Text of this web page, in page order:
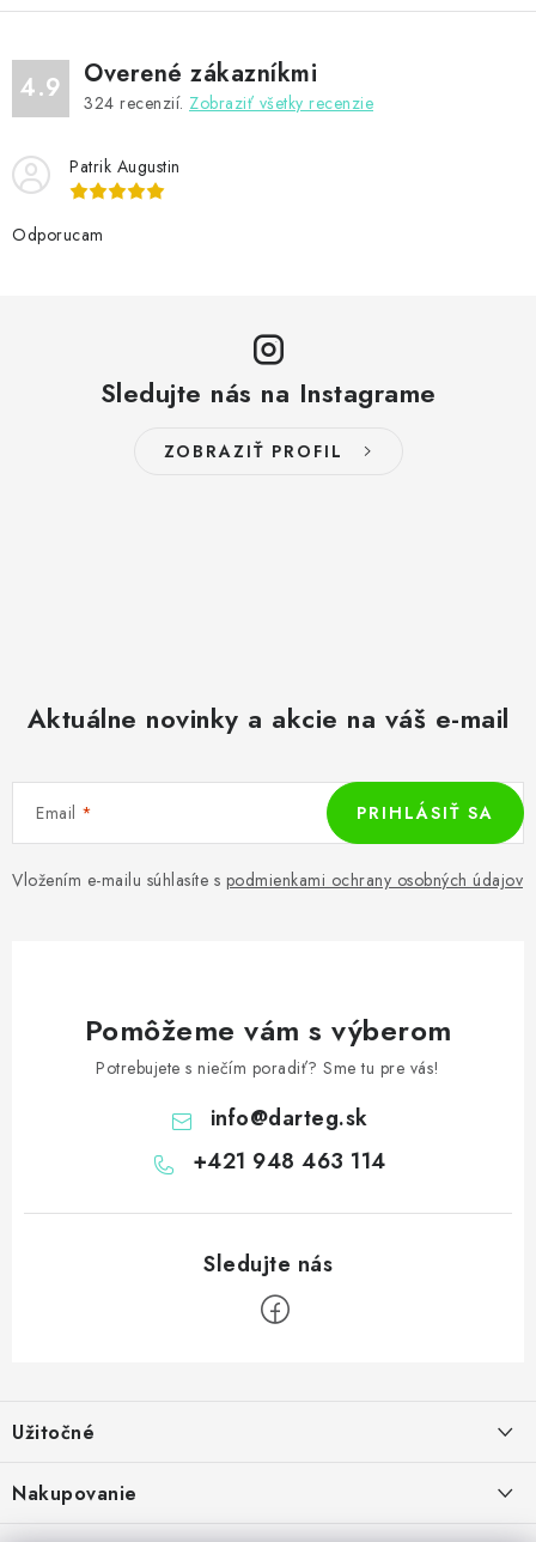
á
d
a
c
e
r
4.9 Overené zákazníkmi
324 recenzií. Zobraziť všetky recenzie
Patrik Augustin
Odporucam
Sledujte nás na Instagrame
ZOBRAZIŤ PROFIL
Aktuálne novinky a akcie na váš e-mail
Email
Vložením e-mailu súhlasíte s podmienkami ochrany osobných údajov
PRIHLÁSIŤ SA
Pomôžeme vám s výberom
Potrebujete s niečím poradiť? Sme tu pre vás!
info@darteg.sk
+421 948 463 114
p
ä
Užitočné
O nás
Nakupovanie